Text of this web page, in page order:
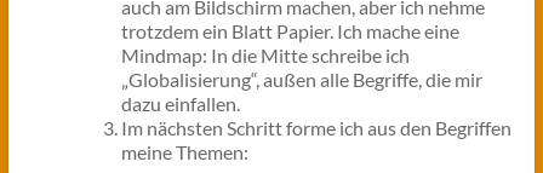
auch am Bildschirm machen, aber ich nehme
trotzdem ein Blatt Papier. Ich mache eine
Mindmap: In die Mitte schreibe ich
„Globalisierung“, außen alle Begriffe, die mir
dazu einfallen.
Im nächsten Schritt forme ich aus den Begriffen
meine Themen: